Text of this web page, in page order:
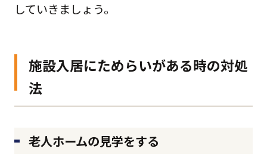
していきましょう。
施設入居にためらいがある時の対処
法
老人ホームの見学をする